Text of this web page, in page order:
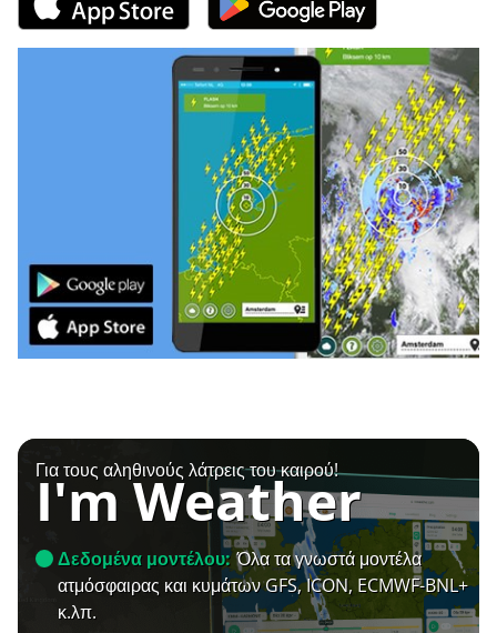
Για τους αληθινούς λάτρεις του καιρού!
I'm Weather
Δεδομένα μοντέλου: Όλα τα γνωστά μοντέλα
ατμόσφαιρας και κυμάτων GFS, ICON, ECMWF-BNL+
κ.λπ.